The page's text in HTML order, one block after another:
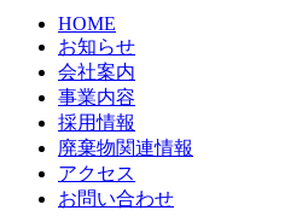
HOME
お知らせ
会社案内
事業内容
採用情報
廃棄物関連情報
アクセス
お問い合わせ